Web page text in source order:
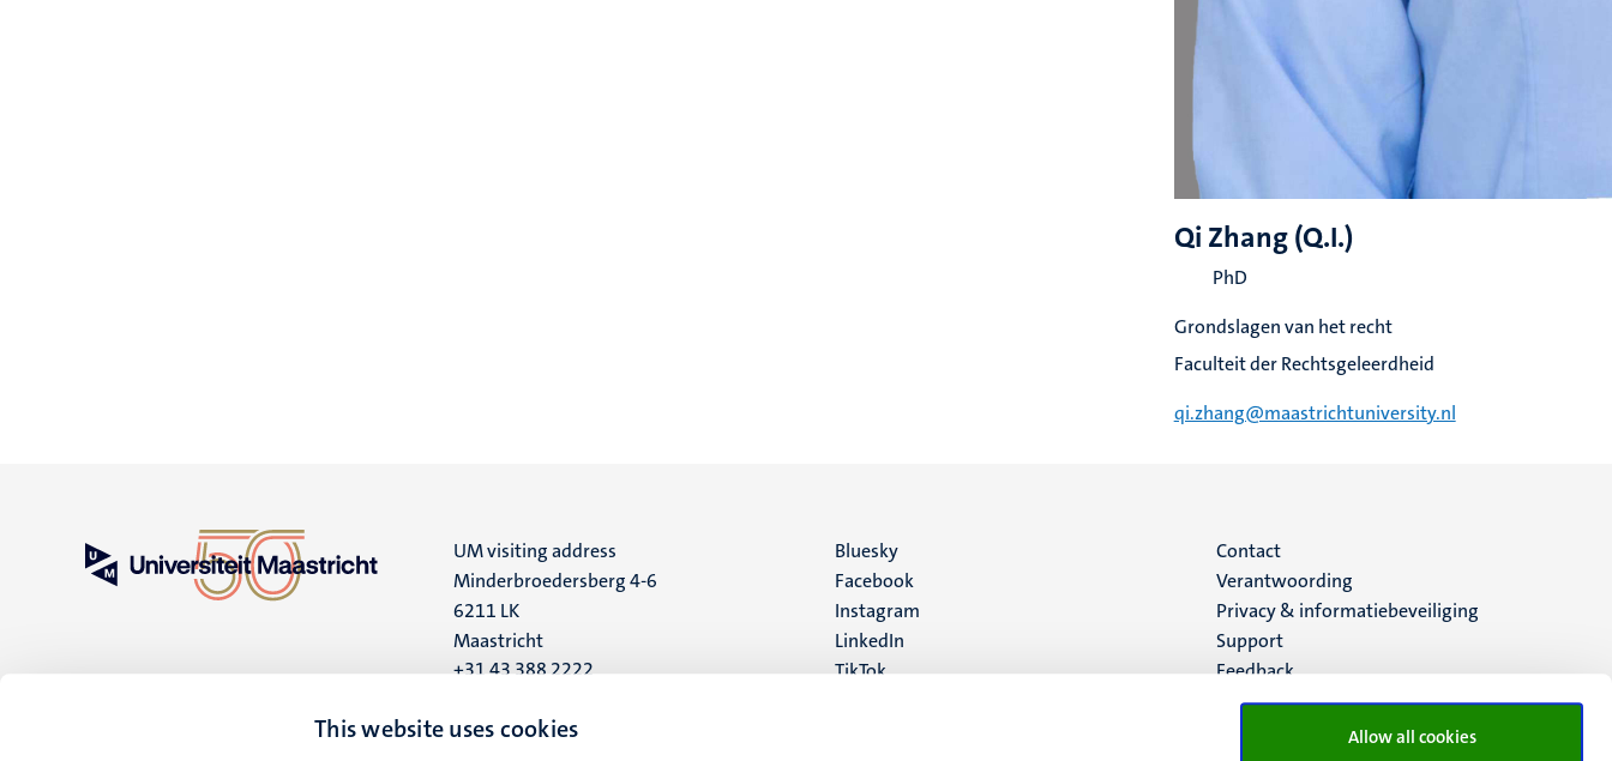
This website uses cookies Allow all cookies
Qi Zhang (Q.I.)
PhD
Grondslagen van het recht
Faculteit der Rechtsgeleerdheid
qi.zhang@maastrichtuniversity.nl
UM visiting address
Minderbroedersberg 4-6
6211 LK
Maastricht
+31 43 388 2222
UM postal address
Social
media
Bluesky
Facebook
Instagram
LinkedIn
TikTok
Menu
footer
(NL)
Contact
Verantwoording
Privacy & informatiebeveiliging
Support
Feedback